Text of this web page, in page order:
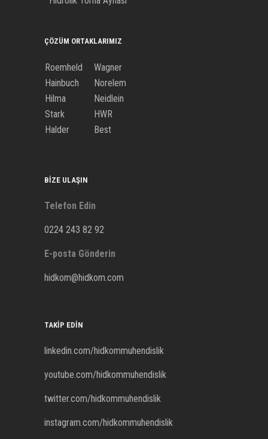
ÇÖZÜM ORTAKLARIMIZ
Roemheld
Wagner
Hainbuch
Norelem
Hilma
Neidlein
Stark
HWR
Halder
Best
BIZE ULAŞIN
Telefon Edin
0224 243 82 92
E-posta Gönderin
hidkom@hidkom.com
TAKIP EDIN
linkedin.com/hidkommuhendislik
youtube.com/hidkommuhendislik
twitter.com/hidkommuhendislik
instagram.com/hidkommuhendislik